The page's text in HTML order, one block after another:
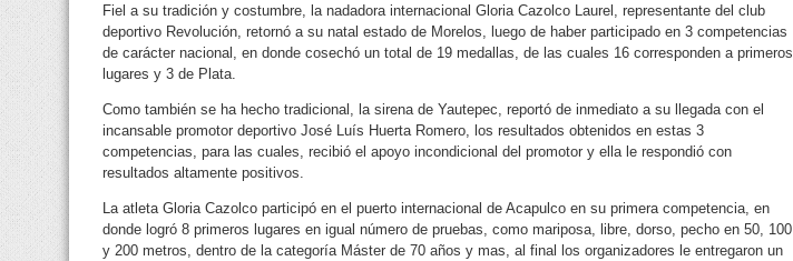
Fiel a su tradición y costumbre, la nadadora internacional Gloria Cazolco Laurel, representante del club
deportivo Revolución, retornó a su natal estado de Morelos, luego de haber participado en 3 competencias
de carácter nacional, en donde cosechó un total de 19 medallas, de las cuales 16 corresponden a primeros
lugares y 3 de Plata.
Como también se ha hecho tradicional, la sirena de Yautepec, reportó de inmediato a su llegada con el
incansable promotor deportivo José Luís Huerta Romero, los resultados obtenidos en estas 3
competencias, para las cuales, recibió el apoyo incondicional del promotor y ella le respondió con
resultados altamente positivos.
La atleta Gloria Cazolco participó en el puerto internacional de Acapulco en su primera competencia, en
donde logró 8 primeros lugares en igual número de pruebas, como mariposa, libre, dorso, pecho en 50, 100
y 200 metros, dentro de la categoría Máster de 70 años y mas, al final los organizadores le entregaron un